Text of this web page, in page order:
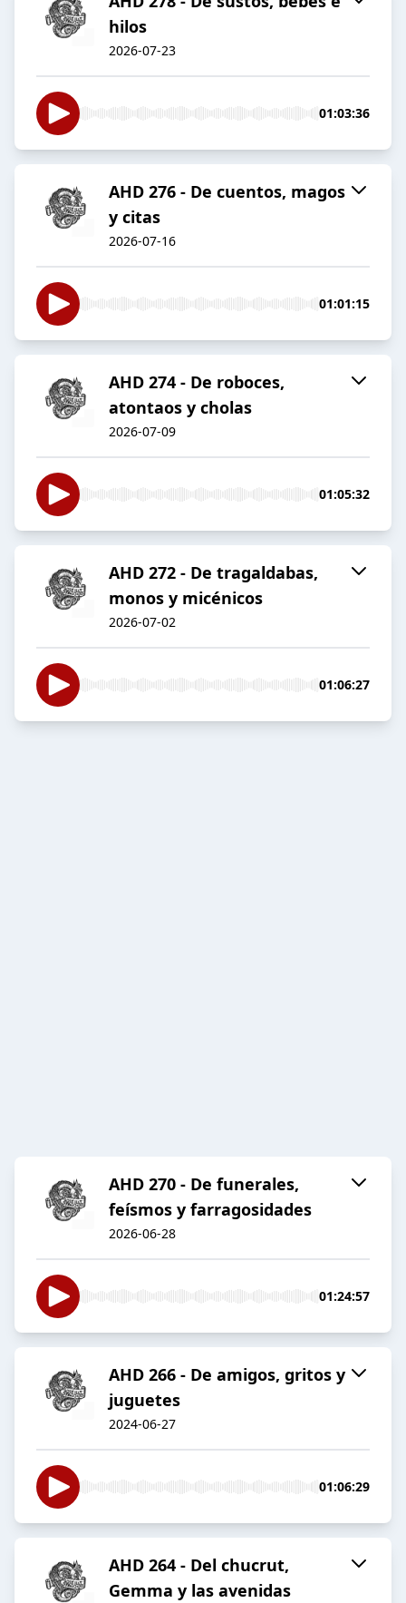
hilos
2026-07-23
01:03:36
AHD 276 - De cuentos, magos
y citas
2026-07-16
01:01:15
AHD 274 - De roboces,
atontaos y cholas
2026-07-09
01:05:32
AHD 272 - De tragaldabas,
monos y micénicos
2026-07-02
01:06:27
AHD 270 - De funerales,
feísmos y farragosidades
2026-06-28
01:24:57
AHD 266 - De amigos, gritos y
juguetes
2024-06-27
01:06:29
AHD 264 - Del chucrut,
Gemma y las avenidas